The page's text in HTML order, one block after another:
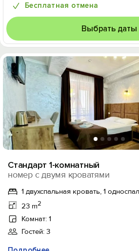
Бесплатная отмена
Выбрать даты
Стандарт 1-комнатный
номер с двумя кроватями
1 двухспальная кровать, 1
23 m2
Комнат: 1
Гостей: 3